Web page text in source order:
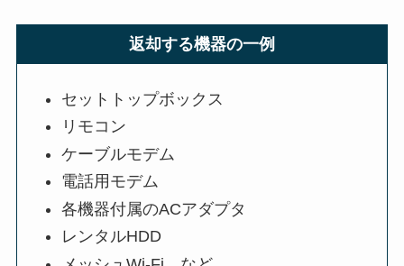
返却する機器の一例
セットトップボックス
リモコン
ケーブルモデム
電話用モデム
各機器付属のACアダプタ
レンタルHDD